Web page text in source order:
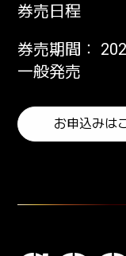
券売日程
券売期間：
一般発売
お申込みは